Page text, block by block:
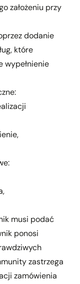
założeniu przy
dodanie
które
wypełnienie
musi podać
ponosi
zastrzega
zamówienia